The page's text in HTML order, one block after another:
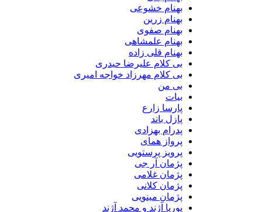
بهنام خشوعی
بهنام زرین
بهنام صفوی
بهنام علمشاهی
بهنام قلی زاده
بی کلام علیرضا حیدری
بی کلام مهرزاد خواجه امیری
بی من
بیات
پارسا زارع
پازل باند
پدرام بهزادی
پرواز همای
پرویز پرستویی
پژمان آر جی
پژمان غلامی
پژمان کلانی
پژمان مینویی
پوریا آژند و محمد آژند